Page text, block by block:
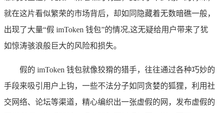
就在这片看似繁荣的市场背后，却如同隐藏着无数暗礁一般，
出现了大量“假 imToken 钱包”的情况,这无疑给用户带来了犹
如惊涛骇浪般巨大的风险和损失。
假的 imToken 钱包就像狡猾的猎手，往往通过各种巧妙的
手段来吸引用户上钩，一些不法分子如同贪婪的狐狸，利用社
交网络、论坛等渠道，精心编织出一张虚假的网，发布虚假的